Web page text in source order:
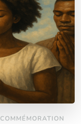
COMMÉMORATION